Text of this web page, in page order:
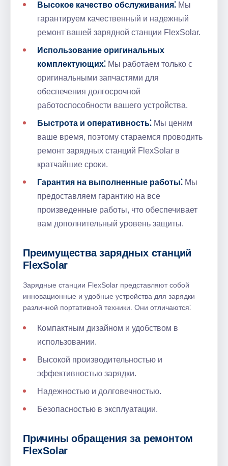
Высокое качество обслуживания⁚ Мы
гарантируем качественный и надежный
ремонт вашей зарядной станции FlexSolar.​
Использование оригинальных
комплектующих⁚ Мы работаем только с
оригинальными запчастями для
обеспечения долгосрочной
работоспособности вашего устройства.​
Быстрота и оперативность⁚ Мы ценим
ваше время, поэтому стараемся проводить
ремонт зарядных станций FlexSolar в
кратчайшие сроки.​
Гарантия на выполненные работы⁚ Мы
предоставляем гарантию на все
произведенные работы, что обеспечивает
вам дополнительный уровень защиты.​
Преимущества зарядных станций
FlexSolar
Зарядные станции FlexSolar представляют собой
инновационные и удобные устройства для зарядки
различной портативной техники. Они отличаются⁚
Компактным дизайном и удобством в
использовании.​
Высокой производительностью и
эффективностью зарядки.​
Надежностью и долговечностью.​
Безопасностью в эксплуатации.​
Причины обращения за ремонтом
FlexSolar